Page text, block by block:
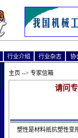
行业介绍 行业杂志 协
主页 --> 专家信箱
请问
塑性是材料抵抗塑性变